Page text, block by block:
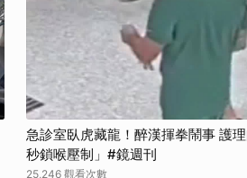
急診室臥虎藏龍！醉漢揮拳鬧事 護
秒鎖喉壓制」#鏡週刊
25,246 觀看次數